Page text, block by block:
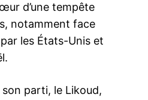
d’une tempête
notamment face
les États-Unis et
parti, le Likoud,